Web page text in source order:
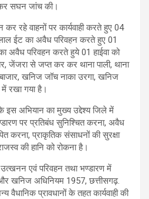
सघन जांच की।
रहे वाहनों पर कार्यवाही करते हुए 04
ईट का अवैध परिवहन करते हुए 01
अवैध परिवहन करते हुये 01 हाईवा को
जेंजरा से जप्त कर कर थाना पाली, थाना
खनिज जॉच नाका उरगा, खनिज
में रखा गया है।
इस अभियान का मुख्य उद्देश्य जिले में
पर प्रतिबंध सुनिश्चित करना, अवैध
करना, प्राकृतिक संसाधनों की सुरक्षा
की हानि को रोकना है।
एवं परिवहन तथा भण्डारण में
खनिज अधिनियम 1957, छत्तीसगढ़.
प्रावधानों के तहत कार्यवाही की